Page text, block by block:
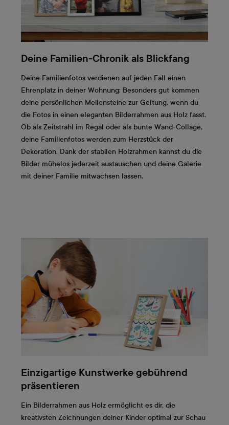
Deine Familien-Chronik als Blickfang
Deine Familienfotos verdienen auf jeden Fall einen
Ehrenplatz in deiner Wohnung: Besonders gut kommen
deine persönlichen Meilensteine zur Geltung, wenn du
die Fotos in einen eleganten Bilderrahmen aus Holz fasst.
Ob als Zeitstrahl im Regal oder als bunte Wand-Collage,
deine Familienfotos werden zum Herzstück der
Dekoration. Dank der stabilen Holzrahmen kannst du die
Bilder mühelos jederzeit austauschen und deine Galerie
mit deiner Familie mitwachsen lassen.
Einzigartige Kunstwerke gebührend
präsentieren
Ein Bilderrahmen aus Holz ermöglicht es dir, die
kreativsten Zeichnungen deiner Kinder optimal zur Schau